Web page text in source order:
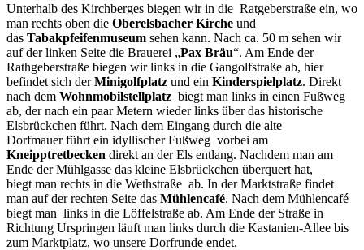
Unterhalb des Kirchberges biegen wir in die Ratgeberstraße ein, wo
man rechts oben die Oberelsbacher Kirche und
das Tabakpfeifenmuseum sehen kann. Nach ca. 50 m sehen wir
auf der linken Seite die Brauerei „Pax Bräu“. Am Ende der
Rathgeberstraße biegen wir links in die Gangolfstraße ab, hier
befindet sich derMinigolfplatz und ein Kinderspielplatz. Direkt
nach dem Wohnmobilstellplatz biegt man links in einen Fußweg
ab, der nach ein paar Metern wieder links über das historische
Elsbrückchen führt. Nach dem Eingang durch die alte
Dorfmauer führt ein idyllischer Fußweg vorbei am
Kneipptretbecken direkt an der Els entlang. Nachdem man am
Ende der Mühlgasse das kleine Elsbrückchen überquert hat,
biegt man rechts in die Wethstraße ab. In der Marktstraße findet
man auf der rechten Seite das Mühlencafé. Nach dem Mühlencafé
biegt man links in die Löffelstraße ab. Am Ende der Straße in
Richtung Urspringen läuft man links durch die Kastanien-Allee bis
zum Marktplatz, wo unsere Dorfrunde endet.